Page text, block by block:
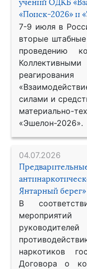
учений ОДКБ
«Поиск-2026» и
7-9 июля в
вторые
проведению
силами и
материально-
«Эшелон-2026».
04.07.2026
Янтарный берег»
В
мероприятий
наркотиков
Договора о